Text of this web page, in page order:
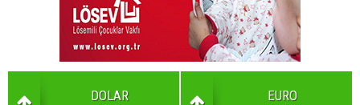
DOLAR EURO